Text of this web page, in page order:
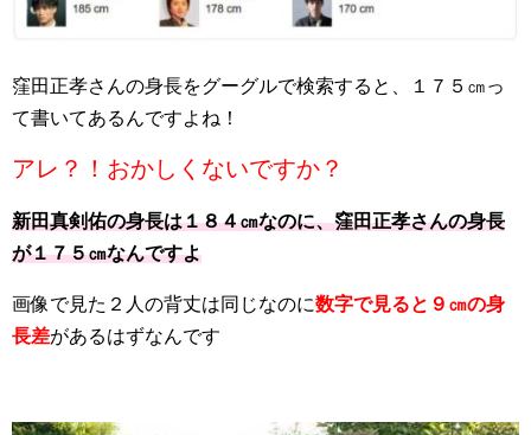
窪田正孝さんの身長をグーグルで検索すると、１７５㎝っ
て書いてあるんですよね！
アレ？！おかしくないですか？
新田真剣佑の身長は１８４㎝なのに、窪田正孝さんの身長
が１７５㎝なんですよ
画像で見た２人の背丈は同じなのに数字で見ると９㎝の身
長差があるはずなんです